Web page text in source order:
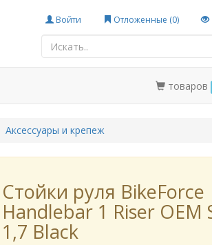
Войти Отложенные (0)
товаров
Аксессуары и крепеж
Стойки руля BikeForce
Handlebar 1 Riser OEM
1,7 Black